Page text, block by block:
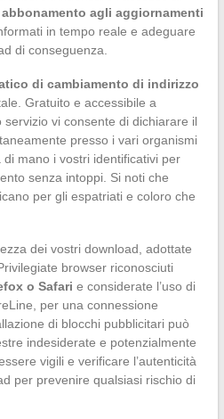
abbonamento agli aggiornamenti
in tempo reale e adeguare
di conseguenza.
di cambiamento di indirizzo
Gratuito e accessibile a
vi consente di dichiarare il
presso i vari organismi
mano i vostri identificativi per
senza intoppi. Si noti che
per gli espatriati e coloro che
dei vostri download, adottate
browser riconosciuti
o Safari e considerate l’uso di
per una connessione
di blocchi pubblicitari può
indesiderate e potenzialmente
vigili e verificare l’autenticità
per prevenire qualsiasi rischio di